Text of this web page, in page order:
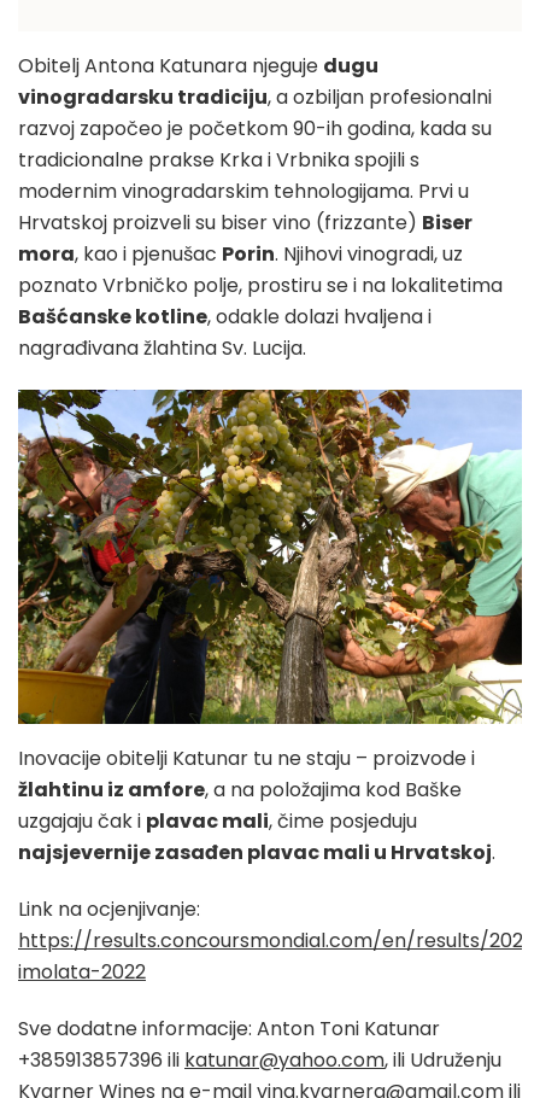
Obitelj Antona Katunara njeguje dugu
vinogradarsku tradiciju, a ozbiljan profesionalni
razvoj započeo je početkom 90-ih godina, kada su
tradicionalne prakse Krka i Vrbnika spojili s
modernim vinogradarskim tehnologijama. Prvi u
Hrvatskoj proizveli su biser vino (frizzante) Biser
mora, kao i pjenušac Porin. Njihovi vinogradi, uz
poznato Vrbničko polje, prostiru se i na lokalitetima
Bašćanske kotline, odakle dolazi hvaljena i
nagrađivana žlahtina Sv. Lucija.
Inovacije obitelji Katunar tu ne staju – proizvode i
žlahtinu iz amfore, a na položajima kod Baške
uzgajaju čak i plavac mali, čime posjeduju
najsjevernije zasađen plavac mali u Hrvatskoj.
Link na ocjenjivanje:
https://results.concoursmondial.com/en/results/
imolata-2022
Sve dodatne informacije: Anton Toni Katunar
+385913857396 ili katunar@yahoo.com, ili Udruženju
Kvarner Wines na e-mailvina.kvarnera@gmail.comili